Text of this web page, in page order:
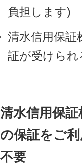
負担します)
清水信用保証
証が受けられ
清水信用保
の保証をご
不要